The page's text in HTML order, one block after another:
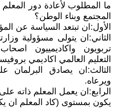
ما المطلوب لأعادة دور
المجتمع وبناء الوطن؟
الأول:ان تبتعد السياسة عن
الثاني:ان يتولى مسؤولية
تربويون واكاديمييون
التعليم العالمي اكاديمي
الثالث:ان يصادق
ويرعاه.
الرابع:ان يعمل المعلم ذاته
يكون بمستوى (كاد المعلم ان